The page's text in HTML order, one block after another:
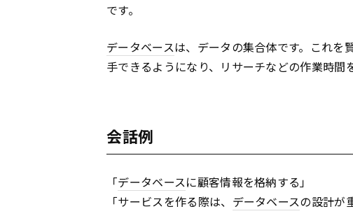
です。
データベースは、データの集合体です。これを
手できるようになり、リサーチなどの作業時間
会話例
「データベースに顧客情報を格納する」
「サービスを作る際は、 データベースの設計が